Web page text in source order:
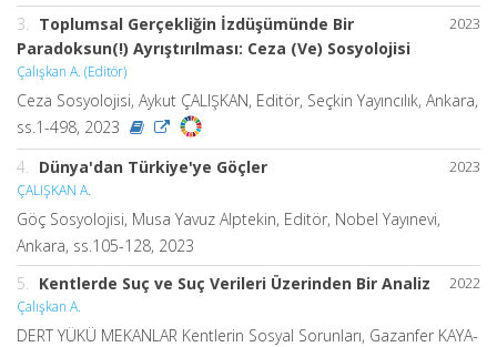
2023
3. Toplumsal Gerçekliğin İzdüşümünde Bir
Paradoksun(!) Ayrıştırılması: Ceza (Ve) Sosyolojisi
Çalışkan A. (Editör)
Ceza Sosyolojisi, Aykut ÇALIŞKAN, Editör, Seçkin Yayıncılık, Ankara,
ss.1-498, 2023
2023
4. Dünya'dan Türkiye'ye Göçler
ÇALIŞKAN A.
Göç Sosyolojisi, Musa Yavuz Alptekin, Editör, Nobel Yayınevi,
Ankara, ss.105-128, 2023
2022
5. Kentlerde Suç ve Suç Verileri Üzerinden Bir Analiz
Çalışkan A.
DERT YÜKÜ MEKANLAR Kentlerin Sosyal Sorunları, Gazanfer KAYA-